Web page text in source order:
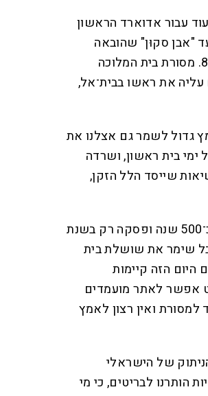
עבור אדוארד הראשון
"אבן סקוּן" שהובאה
מסקוטלנד ושמשמשת כאבן הכתרה עוד משנת 847. מסורת בית המלוכה
עליה את ראשו בבית־אל,
גדול לשמר גם אצלנו את
בית ראשון, ושרדה
שייסד הלל הזקן,
שושלת הנשיאים שנמשכה ממנו שרדה ברציפות כ־500 שנה ופסקה רק בשנת
שימר את שושלת בית
יותר, עד המאה ה־14. עד עצם היום הזה קיימות
אפשר לאתר מועמדים
אבל בישראל 2023 אין כבוד למסורת ואין רצון לאמץ
של הישראלי
הותרנו לבריטים, כי מי